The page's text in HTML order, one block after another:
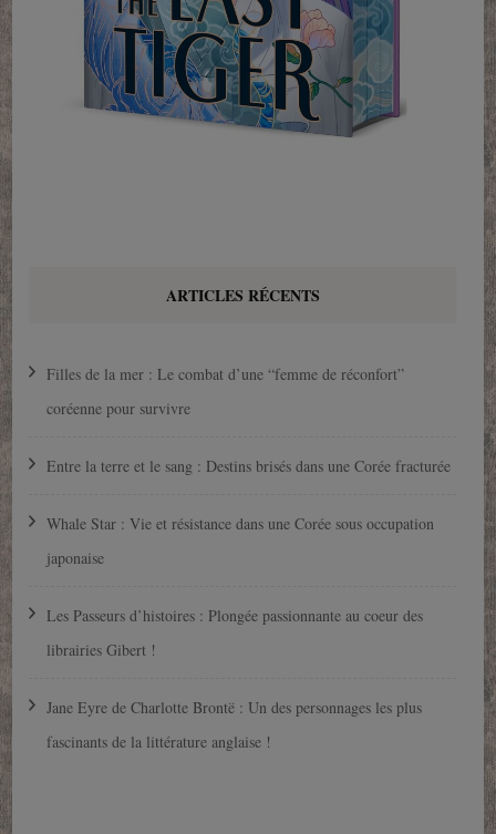
ARTICLES RÉCENTS
Filles de la mer : Le combat d’une “femme de réconfort”
coréenne pour survivre
Entre la terre et le sang : Destins brisés dans une Corée fracturée
Whale Star : Vie et résistance dans une Corée sous occupation
japonaise
Les Passeurs d’histoires : Plongée passionnante au coeur des
librairies Gibert !
Jane Eyre de Charlotte Brontë : Un des personnages les plus
fascinants de la littérature anglaise !